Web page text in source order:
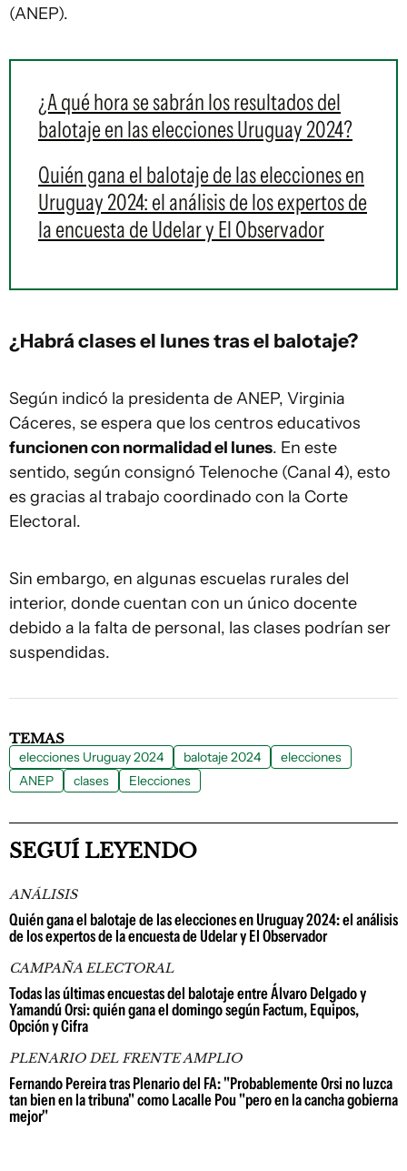
(ANEP).
¿A qué hora se sabrán los resultados del
balotaje en las elecciones Uruguay 2024?
Quién gana el balotaje de las elecciones en
Uruguay 2024: el análisis de los expertos de
la encuesta de Udelar y El Observador
¿Habrá clases el lunes tras el balotaje?
Según indicó la presidenta de ANEP, Virginia
Cáceres, se espera que los centros educativos
funcionen con normalidad el lunes. En este
sentido, según consignó Telenoche (Canal 4), esto
es gracias al trabajo coordinado con la Corte
Electoral.
Sin embargo, en algunas escuelas rurales del
interior, donde cuentan con un único docente
debido a la falta de personal, las clases podrían ser
suspendidas.
TEMAS
elecciones Uruguay 2024 balotaje 2024
elecciones
ANEP
clases Elecciones
SEGUÍ LEYENDO
ANÁLISIS
Quién gana el balotaje de las elecciones en Uruguay 2024: el análisis
de los expertos de la encuesta de Udelar y El Observador
CAMPAÑA ELECTORAL
Todas las últimas encuestas del balotaje entre Álvaro Delgado y
Yamandú Orsi: quién gana el domingo según Factum, Equipos,
Opción y Cifra
PLENARIO DEL FRENTE AMPLIO
Fernando Pereira tras Plenario del FA: "Probablemente Orsi no luzca
tan bien en la tribuna" como Lacalle Pou "pero en la cancha gobierna
mejor"